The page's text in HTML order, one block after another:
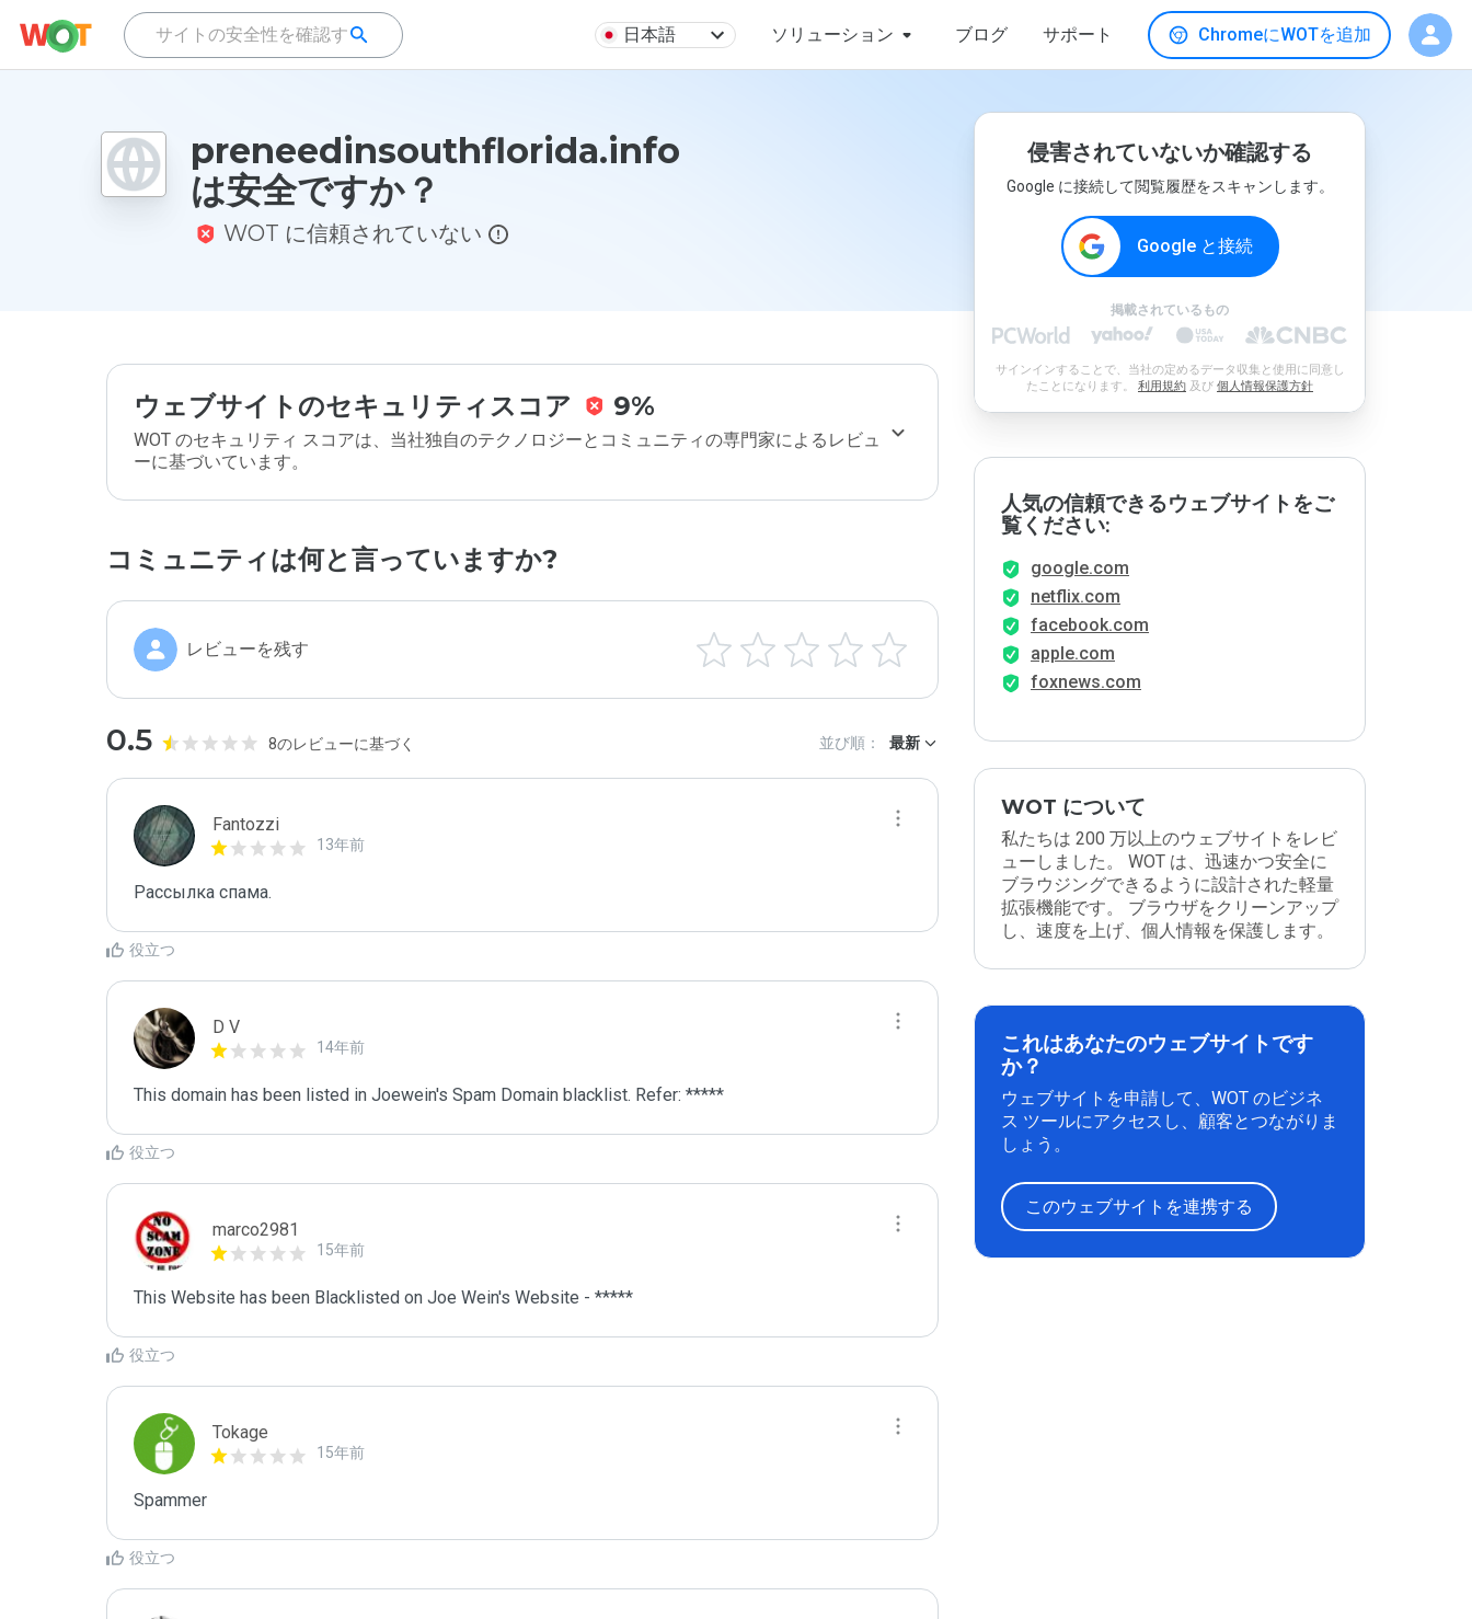
日本語 ソリューション ブログ サポート ChromeにWOTを追加
preneedinsouthflorida.info
は安全ですか？
WOT に信頼されていない
ウェブサイトのセキュリティスコア 9%
WOT のセキュリティ スコアは、当社独自のテクノロジーとコミュニティの専門家によるレビュ
ーに基づいています。
コミュニティは何と言っていますか?
レビューを残す
0.5 8のレビューに基づく 並び順： 最新
Fantozzi
13年前
Pасcылкa спама.
役立つ
D V
14年前
This domain has been listed in Joewein's Spam Domain blacklist. Refer: *****
役立つ
marco2981
15年前
This Website has been Blacklisted on Joe Wein's Website - *****
役立つ
Tokage
15年前
Spammer
役立つ
侵害されていないか確認する
Google に接続して閲覧履歴をスキャンします。
Google と接続
掲載されているもの
サインインすることで、当社の定めるデータ収集と使用に同意し
たことになります。 利用規約 及び 個人情報保護方針
人気の信頼できるウェブサイトをご
覧ください:
google.com
netflix.com
facebook.com
apple.com
foxnews.com
WOT について
私たちは 200 万以上のウェブサイトをレビ
ューしました。 WOT は、迅速かつ安全に
ブラウジングできるように設計された軽量
拡張機能です。 ブラウザをクリーンアップ
し、速度を上げ、個人情報を保護します。
これはあなたのウェブサイトです
か？
ウェブサイトを申請して、WOT のビジネ
ス ツールにアクセスし、顧客とつながりま
しょう。
このウェブサイトを連携する